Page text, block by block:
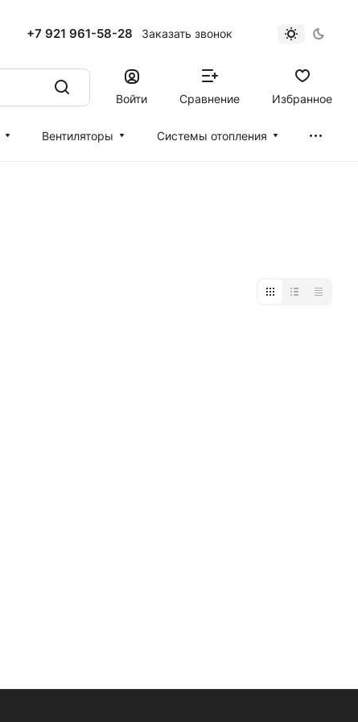
+7 921 961-58-28 Заказать звонок
Войти Сравнение Избранное
Вентиляторы Cистемы отопления